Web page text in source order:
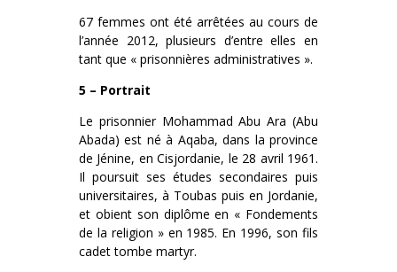
67 femmes ont été arrêtées au cours de
l’année 2012, plusieurs d’entre elles en
tant que « prisonnières administratives ».
5 – Portrait
Le prisonnier Mohammad Abu Ara (Abu
Abada) est né à Aqaba, dans la province
de Jénine, en Cisjordanie, le 28 avril 1961.
Il poursuit ses études secondaires puis
universitaires, à Toubas puis en Jordanie,
et obient son diplôme en « Fondements
de la religion » en 1985. En 1996, son fils
cadet tombe martyr.